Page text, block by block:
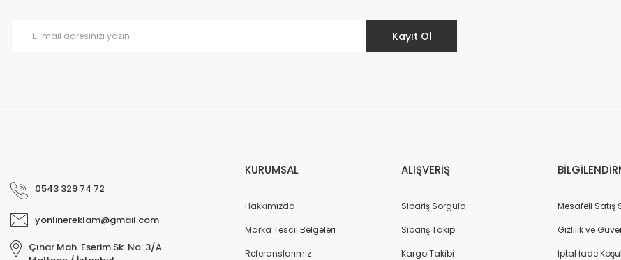
Kayıt Ol
0543 329 74 72
yonlinereklam@gmail.com
Çınar Mah. Eserim Sk. No: 3/A
KURUMSAL
Hakkımızda
Marka Tescil Belgeleri
Referanslarımız
ALIŞVERİŞ
Sipariş Sorgula
Sipariş Takip
Kargo Takibi
Mesafeli Satış
Gizlilik ve
İptal İade